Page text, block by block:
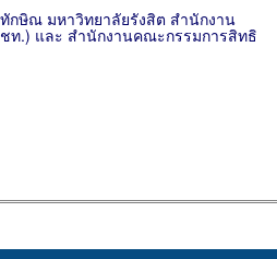
กษิณ มหาวิทยาลัยรังสิต สำนักงาน
.) และ สำนักงานคณะกรรมการสิทธิ